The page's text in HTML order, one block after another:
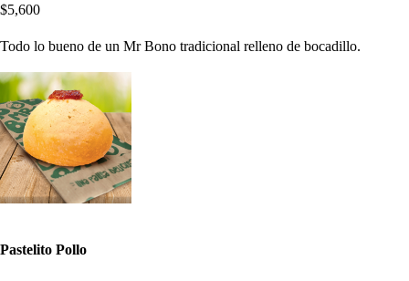
$5,600
Todo lo bueno de un Mr Bono tradicional relleno de bocadillo.
Pastelito Pollo